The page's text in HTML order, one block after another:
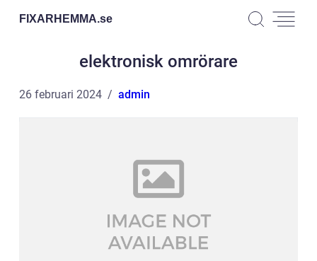
FIXARHEMMA.se
elektronisk omrörare
26 februari 2024 admin